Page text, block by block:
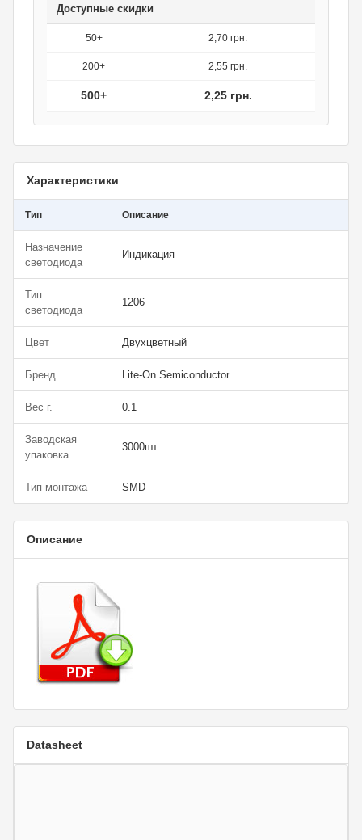
Доступные скидки
50+ 2,70 грн.
200+ 2,55 грн.
500+ 2,25 грн.
Характеристики
Тип Описание
Назначение
светодиода
Индикация
Тип
светодиода
1206
Цвет Двухцветный
Бренд Lite-On Semiconductor
Вес г. 0.1
Заводская
упаковка
3000шт.
Тип монтажа SMD
Описание
Datasheet